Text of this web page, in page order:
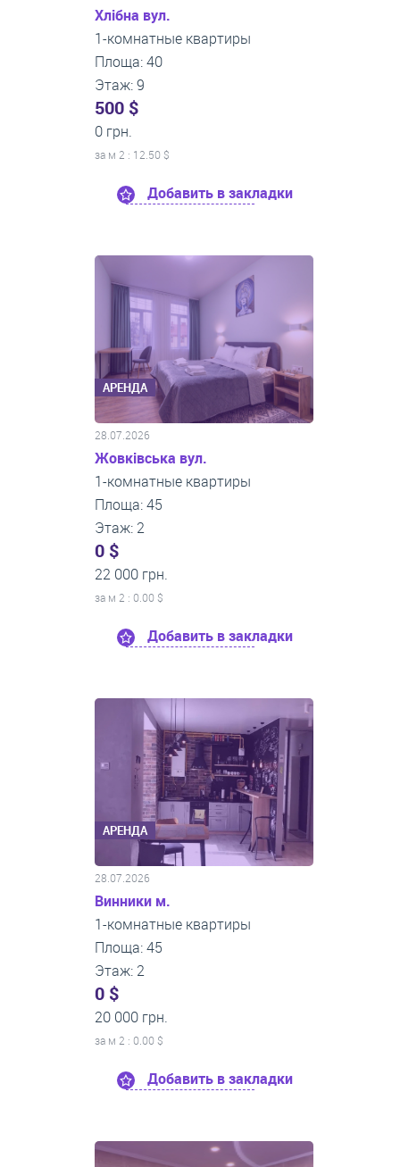
Хлібна вул.
1-комнатные квартиры
Площа: 40
Этаж: 9
500 $
0 грн.
за м 2 : 12.50 $
Добавить в закладки
АРЕНДА
28.07.2026
Жовківська вул.
1-комнатные квартиры
Площа: 45
Этаж: 2
0 $
22 000 грн.
за м 2 : 0.00 $
Добавить в закладки
АРЕНДА
28.07.2026
Винники м.
1-комнатные квартиры
Площа: 45
Этаж: 2
0 $
20 000 грн.
за м 2 : 0.00 $
Добавить в закладки